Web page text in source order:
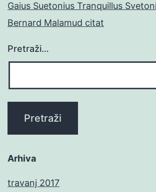
Gaius Suetonius Tranquillus
Bernard Malamud citat
Pretraži…
Arhiva
travanj 2017